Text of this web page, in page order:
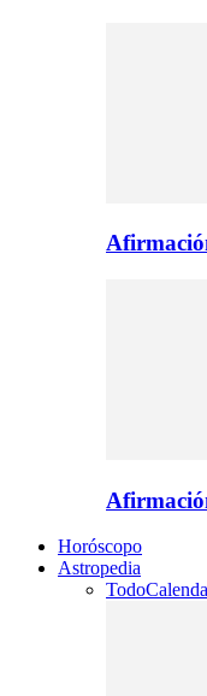
Horóscopo
Astropedia
Todo